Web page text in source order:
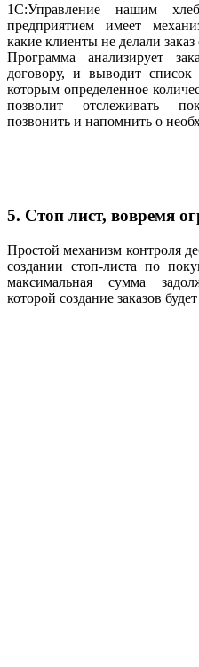
1С:Управление нашим
предприятием имеет
какие клиенты не делали
Программа анализирует
договору, и выводит
которым определенное
позволит отслеживать
позвонить и напомнить о
5. Стоп лист, вовремя
Простой механизм контроля
создании стоп-листа по
максимальная сумма
которой создание заказов